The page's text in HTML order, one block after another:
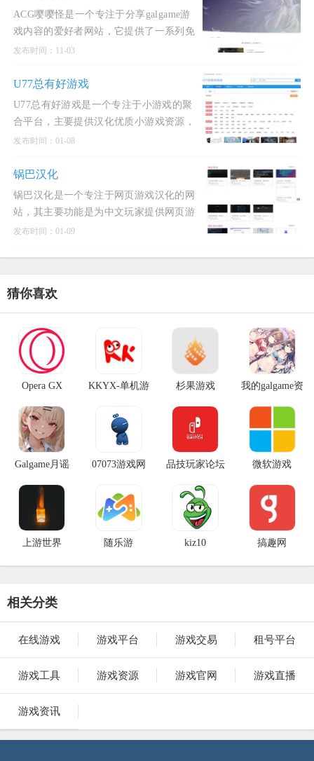
ACG嘤嘤怪是一个专注于分享galgame游
戏内容的爱好者网站，它提供了一系列免
费汉化的游戏下载服务。这个平台主要分
RPG（角色扮演游戏），并且致力于
发布时间：11-03
U77总有好游戏
U77总有好游戏是一个专注于小游戏的聚
合平台，主要提供汉化优质小游戏资源，
同时为独立游戏作者提供作品发布的机
合玩家在空闲时间消磨时间，无需长时间
投入或复杂操作，即可体验到简
发布时间：01-08
锅巴汉化
锅巴汉化是一个专注于网页游戏汉化的网
站，其主要功能是为中文玩家提供网页游
戏的本地化服务。锅巴汉化团队通过开发
发布时间：01-09
猜你喜欢
Opera GX
KKYX-单机游
杉果游戏
我的galgame资
Galgame月谣 07073游戏网 品技玩家论坛 微软游戏
上游世界 随乐游 kiz10 搞趣网
相关分类
在线游戏 游戏平台 游戏交易 租号平台
游戏工具 游戏资源 游戏官网 游戏直播
游戏资讯